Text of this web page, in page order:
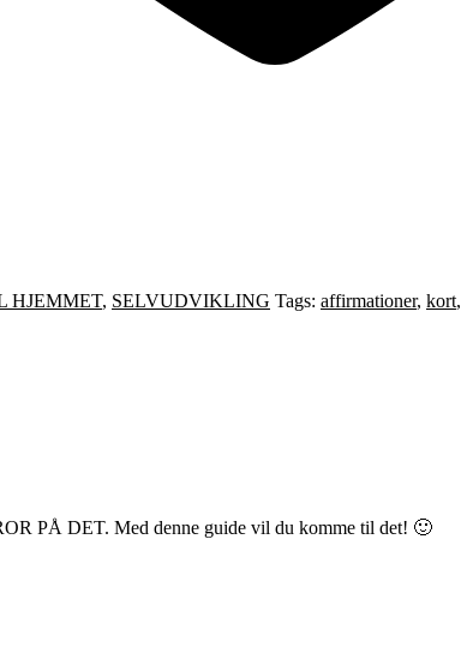
HJEMMET, SELVUDVIKLING Tags: affirmationer, kort,
PÅ DET. Med denne guide vil du komme til det! 🙂